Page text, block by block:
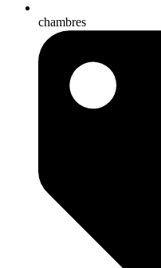
chambres